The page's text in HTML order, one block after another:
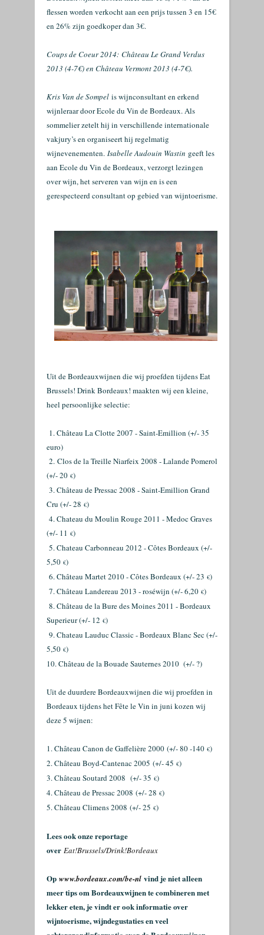
flessen worden verkocht aan een prijs tussen 3 en 15€
en 26% zijn goedkoper dan 3€.
Coups de Coeur 2014: Château Le Grand Verdus
2013 (4-7€) en Château Vermont 2013 (4-7€).
Kris Van de Sompel is wijnconsultant en erkend
wijnleraar door Ecole du Vin de Bordeaux. Als
sommelier zetelt hij in verschillende internationale
vakjury’s en organiseert hij regelmatig
wijnevenementen. Isabelle Audouin Wastin geeft les
aan Ecole du Vin de Bordeaux, verzorgt lezingen
over wijn, het serveren van wijn en is een
gerespecteerd consultant op gebied van wijntoerisme.
Uit de Bordeauxwijnen die wij proefden tijdens Eat
Brussels! Drink Bordeaux! maakten wij een kleine,
heel persoonlijke selectie:
1. Château La Clotte 2007 - Saint-Emillion (+/- 35
euro)
2. Clos de la Treille Niarfeix 2008 - Lalande Pomerol
(+/- 20 €)
3. Château de Pressac 2008 - Saint-Emillion Grand
Cru (+/- 28 €)
4. Chateau du Moulin Rouge 2011 - Medoc Graves
(+/- 11 €)
5. Chateau Carbonneau 2012 - Côtes Bordeaux (+/-
5,50 €)
6. Château Martet 2010 - Côtes Bordeaux (+/- 23 €)
7. Château Landereau 2013 - roséwijn (+/- 6,20 €)
8. Château de la Bure des Moines 2011 - Bordeaux
Superieur (+/- 12 €)
9. Chateau Lauduc Classic - Bordeaux Blanc Sec (+/-
5,50 €)
10. Château de la Bouade Sauternes 2010 (+/- ?)
Uit de duurdere Bordeauxwijnen die wij proefden in
Bordeaux tijdens het Fête le Vin in juni kozen wij
deze 5 wijnen:
1. Château Canon de Gaffelière 2000 (+/- 80 -140 €)
2. Château Boyd-Cantenac 2005 (+/- 45 €)
3. Château Soutard 2008 (+/- 35 €)
4. Château de Pressac 2008 (+/- 28 €)
5. Château Climens 2008 (+/- 25 €)
Lees ook onze reportage
over Eat!Brussels/Drink!Bordeaux
Op www.bordeaux.com/be-nl vind je niet alleen
meer tips om Bordeauxwijnen te combineren met
lekker eten, je vindt er ook informatie over
wijntoerisme, wijndegustaties en veel